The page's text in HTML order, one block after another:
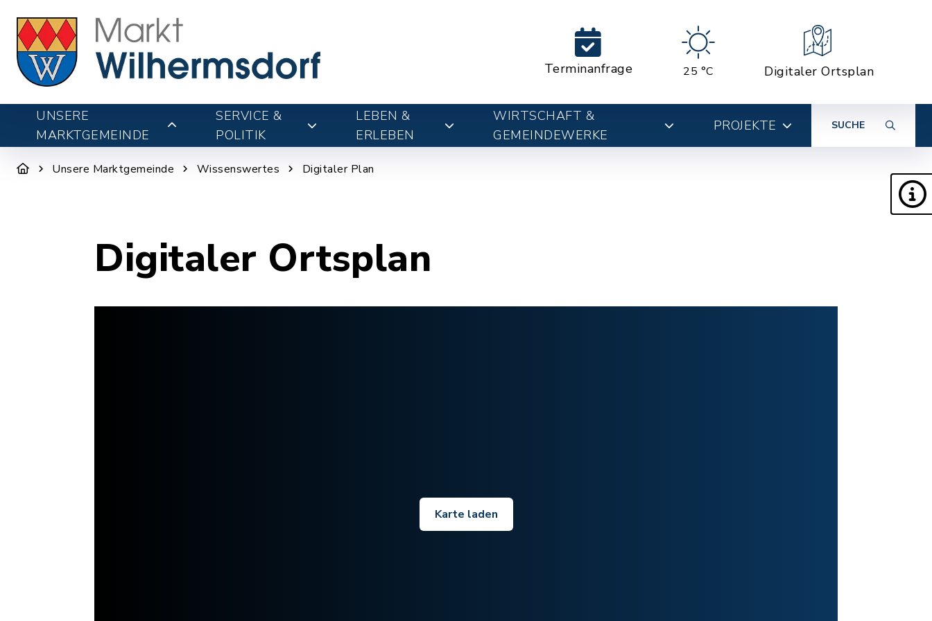
Terminanfrage 25 °C Digitaler Ortsplan
UNSERE
MARKTGEMEINDE
SERVICE &
POLITIK
LEBEN &
ERLEBEN
WIRTSCHAFT &
GEMEINDEWERKE
PROJEKTE SUCHE
Unsere Marktgemeinde Wissenswertes Digitaler Plan
Digitaler Ortsplan
Karte laden